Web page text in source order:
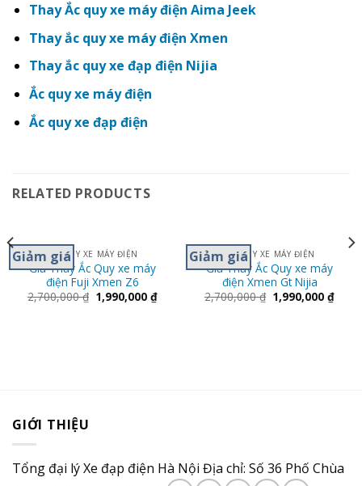
Thay Ắc quy xe máy điện Aima Jeek
Thay ắc quy xe máy điện Xmen
Thay ắc quy xe đạp điện Nijia
Ắc quy xe máy điện
Ắc quy xe đạp điện
RELATED PRODUCTS
Giảm giáẮC QUY XE MÁY ĐIỆN
Giá Thay Ắc Quy xe máy
điện Fuji Xmen Z6
2,700,000₫ 1,990,000₫
Giảm giáẮC QUY XE MÁY ĐIỆN
Giá Thay Ắc Quy xe máy
điện Xmen Gt Nijia
2,700,000₫ 1,990,000₫
GIỚI THIỆU
Tổng đại lý Xe đạp điện Hà Nội Địa chỉ: Số 36 Phố Chùa